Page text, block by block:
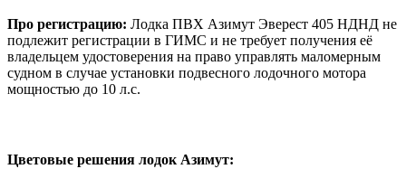
Про регистрацию: Лодка ПВХ Азимут Эверест 405 НДНД не
подлежит регистрации в ГИМС и не требует получения её
владельцем удостоверения на право управлять маломерным
судном в случае установки подвесного лодочного мотора
мощностью до 10 л.с.
Цветовые решения лодок Азимут: